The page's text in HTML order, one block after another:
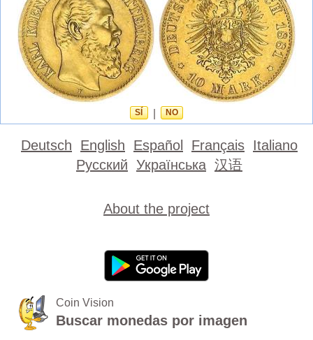
SÍ NO
Deutsch English Español Français Italiano
Русский Українська 汉语
About the project
Coin Vision
Buscar monedas por imagen